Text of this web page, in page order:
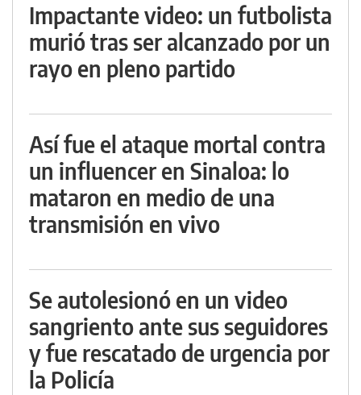
Impactante video: un futbolista
murió tras ser alcanzado por un
rayo en pleno partido
Así fue el ataque mortal contra
un influencer en Sinaloa: lo
mataron en medio de una
transmisión en vivo
Se autolesionó en un video
sangriento ante sus seguidores
y fue rescatado de urgencia por
la Policía